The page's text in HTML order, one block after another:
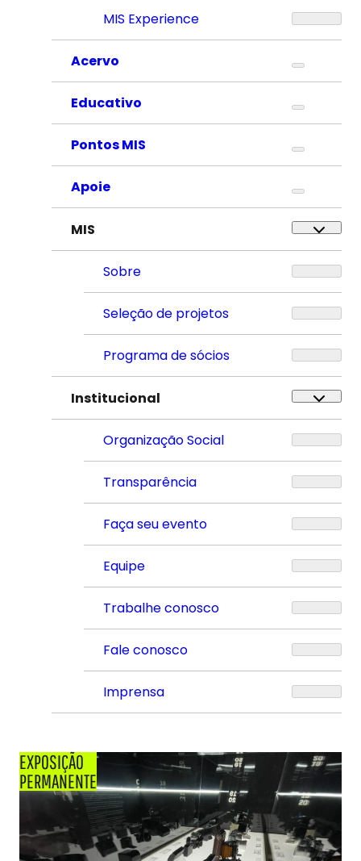
MIS Experience
Acervo
Educativo
Pontos MIS
Apoie
MIS
Sobre
Seleção de projetos
Programa de sócios
Institucional
Organização Social
Transparência
Faça seu evento
Equipe
Trabalhe conosco
Fale conosco
Imprensa
EXPOSIÇÃO
PERMANENTE